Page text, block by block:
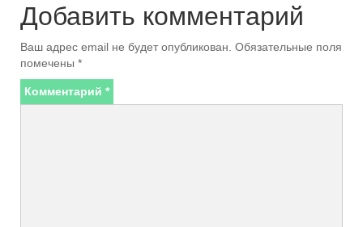
Добавить комментарий
Ваш адрес email не будет опубликован. Обязательные поля
помечены *
Комментарий *